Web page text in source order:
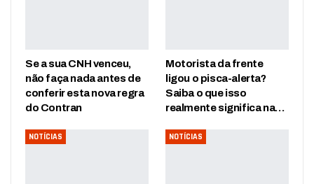
Se a sua CNH venceu,
não faça nada antes de
conferir esta nova regra
do Contran
Motorista da frente
ligou o pisca-alerta?
Saiba o que isso
realmente significa na…
NOTÍCIAS NOTÍCIAS